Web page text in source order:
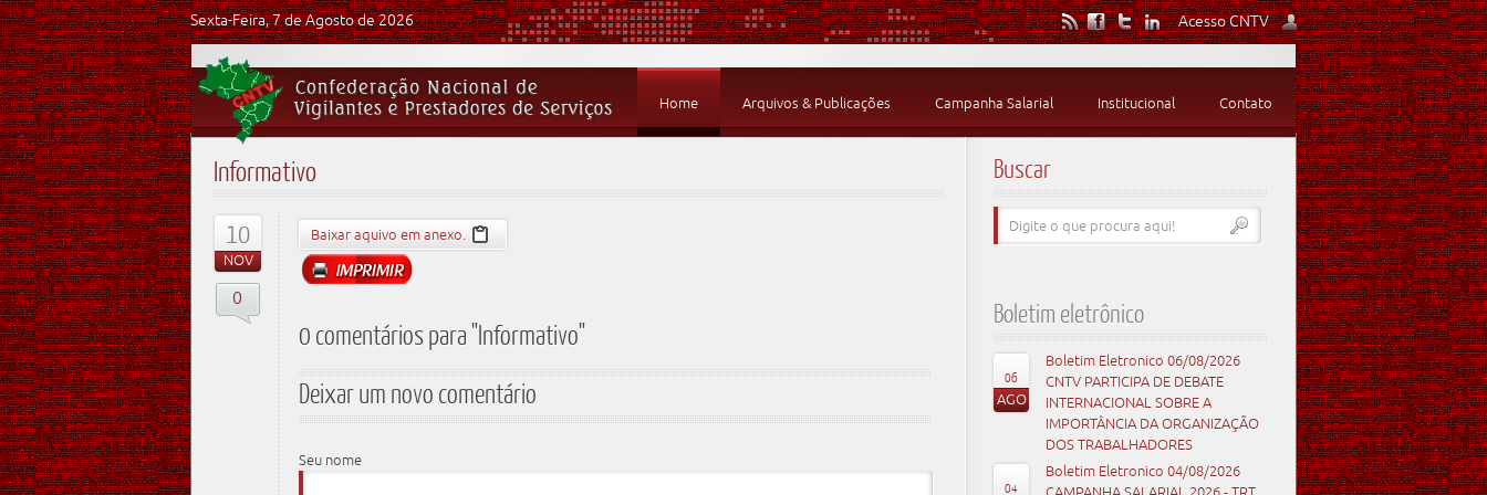
Sexta-Feira, 7 de Agosto de 2026 Acesso CNTV
Home Arquivos & Publicações Campanha Salarial Institucional Contato
Informativo
10
NOV
0
Baixar aquivo em anexo.
0 comentários para "Informativo"
Deixar um novo comentário
Seu nome
Buscar
Boletim eletrônico
06
AGO
Boletim Eletronico 06/08/2026
CNTV PARTICIPA DE DEBATE
INTERNACIONAL SOBRE A
IMPORTÂNCIA DA ORGANIZAÇÃO
DOS TRABALHADORES
04
Boletim Eletronico 04/08/2026